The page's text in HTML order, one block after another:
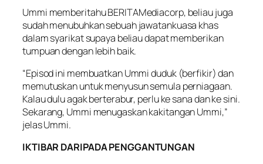
Ummi memberitahu BERITAMediacorp, beliau juga
sudah menubuhkan sebuah jawatankuasa khas
dalam syarikat supaya beliau dapat memberikan
tumpuan dengan lebih baik.
“Episod ini membuatkan Ummi duduk (berfikir) dan
memutuskan untuk menyusun semula perniagaan.
Kalau dulu agak berterabur, perlu ke sana dan ke sini.
Sekarang, Ummi menugaskan kakitangan Ummi,”
jelas Ummi.
IKTIBAR DARIPADA PENGGANTUNGAN